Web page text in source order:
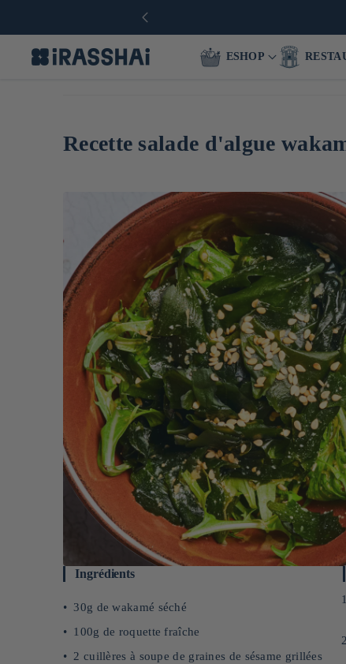
ESHOP
Recette salade d'algue
Ingrédients
30g de wakamé séché
100g de roquette fraîche
2 cuillères à soupe de graines de sésame grillées